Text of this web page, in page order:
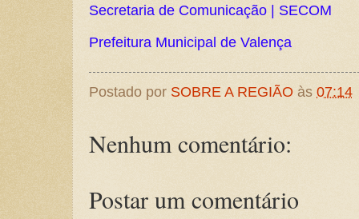
Secretaria de Comunicação | SECOM
Prefeitura Municipal de Valença
Postado por SOBRE A REGIÃO às 07:14
Nenhum comentário:
Postar um comentário